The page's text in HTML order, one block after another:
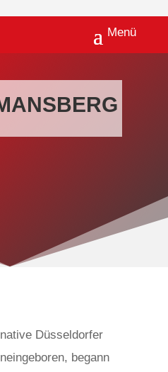
Düsseldorfer
begann